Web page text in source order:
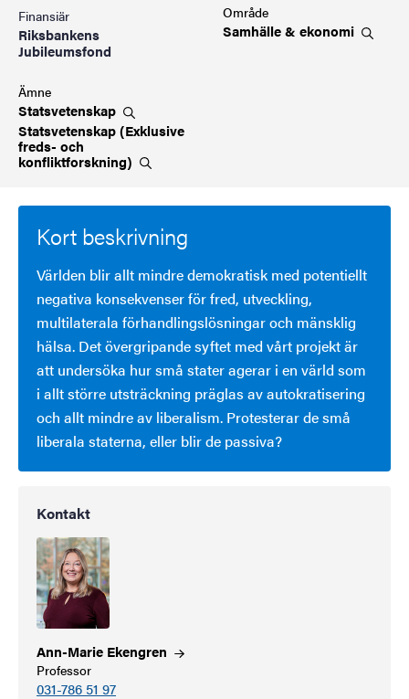
Finansiär
Riksbankens
Jubileumsfond
Område
Samhälle & ekonomi
Ämne
Statsvetenskap
Statsvetenskap (Exklusive
freds- och
konfliktforskning)
Kort beskrivning
Världen blir allt mindre demokratisk med potentiellt
negativa konsekvenser för fred, utveckling,
multilaterala förhandlingslösningar och mänsklig
hälsa. Det övergripande syftet med vårt projekt är
att undersöka hur små stater agerar i en värld som
i allt större utsträckning präglas av autokratisering
och allt mindre av liberalism. Protesterar de små
liberala staterna, eller blir de passiva?
Kontakt
Ann-Marie Ekengren
Professor
031-786 51 97